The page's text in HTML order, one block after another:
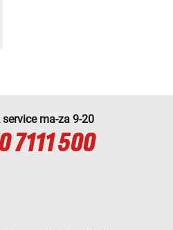
ma-za 9-20
7111 500